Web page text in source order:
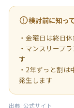
検討前に知っ
・金曜日は終日
・マンスリープ
す
・2年ずっと割
発生します
出典: 公式サイト